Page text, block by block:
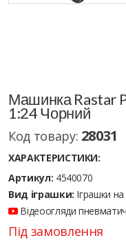
Машинка Rastar
1:24 Чорний
Код товару: 28031
ХАРАКТЕРИСТИКИ:
Артикул: 4540070
Вид іграшки: Іграшки
Відеоогляди
Під замовлення